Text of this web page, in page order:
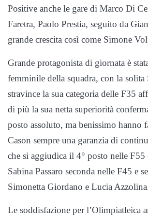
Positive anche le gare di Marco Di
Faretra, Paolo Prestia, seguito da
grande crescita così come Simone
Grande protagonista di giornata è
femminile della squadra, con la solita
stravince la sua categoria delle F35
di più la sua netta superiorità
posto assoluto, ma benissimo hanno
Cason sempre una garanzia di
che si aggiudica il 4° posto nelle F55
Sabina Passaro seconda nelle F45 e
Simonetta Giordano e Lucia
Le soddisfazione per l’Olimpiatleica